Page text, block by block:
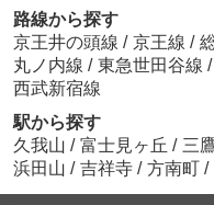
路線から探す
京王井の頭線 / 京王線 /
丸ノ内線 / 東急世田谷線 /
西武新宿線
駅から探す
久我山 / 富士見ヶ丘 / 三
浜田山 / 吉祥寺 / 方南町 /